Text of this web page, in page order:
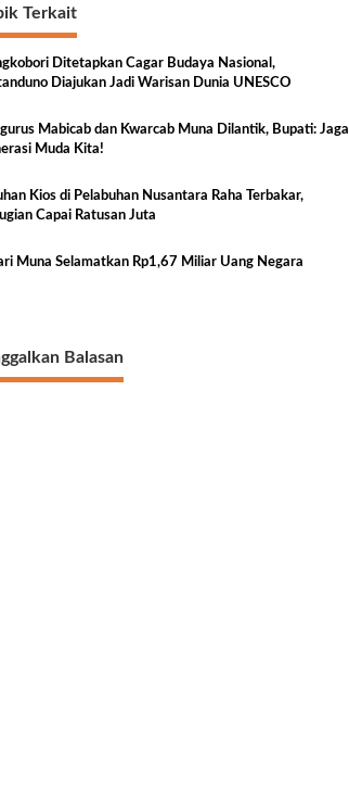
Terkait
Ditetapkan Cagar Budaya Nasional,
Diajukan Jadi Warisan Dunia UNESCO
Mabicab dan Kwarcab Muna Dilantik, Bupati: Jaga
Muda Kita!
Kios di Pelabuhan Nusantara Raha Terbakar,
Capai Ratusan Juta
Muna Selamatkan Rp1,67 Miliar Uang Negara
Balasan